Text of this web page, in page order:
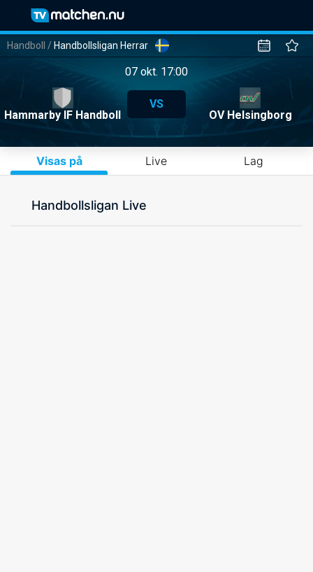
Handboll / Handbollsligan Herrar
07 okt. 17:00
Hammarby IF Handboll
VS
OV Helsingborg
Visas på Live Lag
Handbollsligan Live